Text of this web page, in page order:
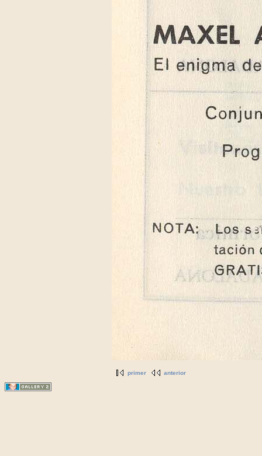
primer anterior